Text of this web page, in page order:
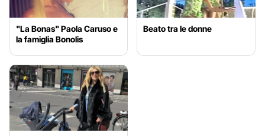
"La Bonas" Paola Caruso e
la famiglia Bonolis
Beato tra le donne